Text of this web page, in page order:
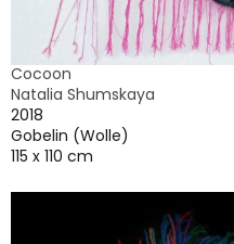
Cocoon
Natalia Shumskaya
2018
Gobelin (Wolle)
115 x 110 cm